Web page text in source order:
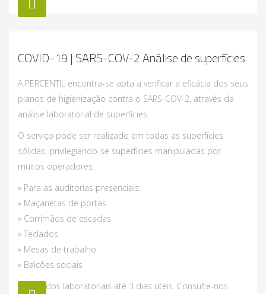
COVID-19 | SARS-COV-2 Análise de superfícies
A PERCENTIL encontra-se apta a verificar a eficácia dos seus
planos de higienização contra o SARS-COV-2, através da
análise laboratorial de superfícies.
O serviço pode ser realizado em todas as superfícies
sólidas, privilegiando-se superfícies manipuladas por
muitos operadores:
» Para as auditorias presenciais:
» Maçanetas de portas
» Corrimãos de escadas
» Teclados
» Mesas de trabalho
» Balcões sociais
Resultados laboratoriais até 3 dias úteis. Consulte-nos.